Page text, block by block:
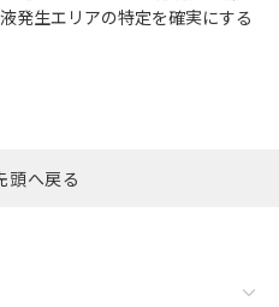
発生エリアの特定を確実にする
頭へ戻る